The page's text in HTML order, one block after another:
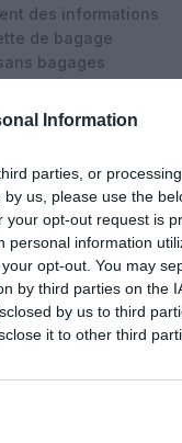
Information
parties, or
us, please use the
opt-out request is
information
opt-out. You may
by third parties on the
by us to third
it to other third
des informations
de bagage
bagages
récupèrent leurs
de vacances
vacances de
et ponctuels, prêts
comme au sol,
expérience de